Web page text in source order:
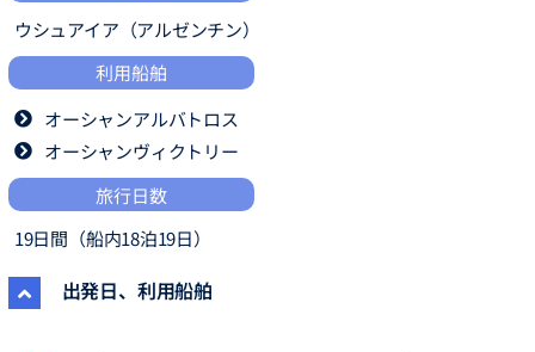
ウシュアイア（アルゼンチン）
利用船舶
オーシャンアルバトロス
オーシャンヴィクトリー
旅行日数
19日間（船内18泊19日）
出発日、利用船舶